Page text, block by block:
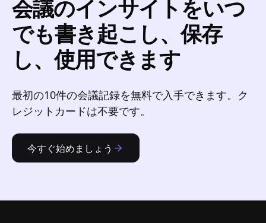
会議のインサイトをいつ
でも書き起こし、保存
し、使用できます
最初の10件の会議記録を無料で入手できます。ク
レジットカードは不要です。
今すぐ始めましょう